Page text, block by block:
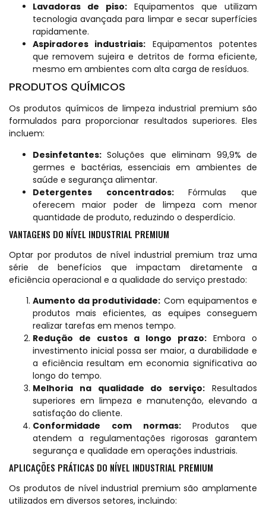
Lavadoras de piso: Equipamentos que utilizam
tecnologia avançada para limpar e secar superfícies
rapidamente.
Aspiradores industriais: Equipamentos potentes
que removem sujeira e detritos de forma eficiente,
mesmo em ambientes com alta carga de resíduos.
PRODUTOS QUÍMICOS
Os produtos químicos de limpeza industrial premium são
formulados para proporcionar resultados superiores. Eles
incluem:
Desinfetantes: Soluções que eliminam 99,9% de
germes e bactérias, essenciais em ambientes de
saúde e segurança alimentar.
Detergentes concentrados:Fórmulas que
oferecem maior poder de limpeza com menor
quantidade de produto, reduzindo o desperdício.
VANTAGENS DO NÍVEL INDUSTRIAL PREMIUM
Optar por produtos de nível industrial premium traz uma
série de benefícios que impactam diretamente a
eficiência operacional e a qualidade do serviço prestado:
Aumento da produtividade: Com equipamentos e
produtos mais eficientes, as equipes conseguem
realizar tarefas em menos tempo.
Redução de custos a longo prazo: Embora o
investimento inicial possa ser maior, a durabilidade e
a eficiência resultam em economia significativa ao
longo do tempo.
Melhoria na qualidade do serviço: Resultados
superiores em limpeza e manutenção, elevando a
satisfação do cliente.
Conformidade com normas:Produtos que
atendem a regulamentações rigorosas garantem
segurança e qualidade em operações industriais.
APLICAÇÕES PRÁTICAS DO NÍVEL INDUSTRIAL PREMIUM
Os produtos de nível industrial premium são amplamente
utilizados em diversos setores, incluindo: